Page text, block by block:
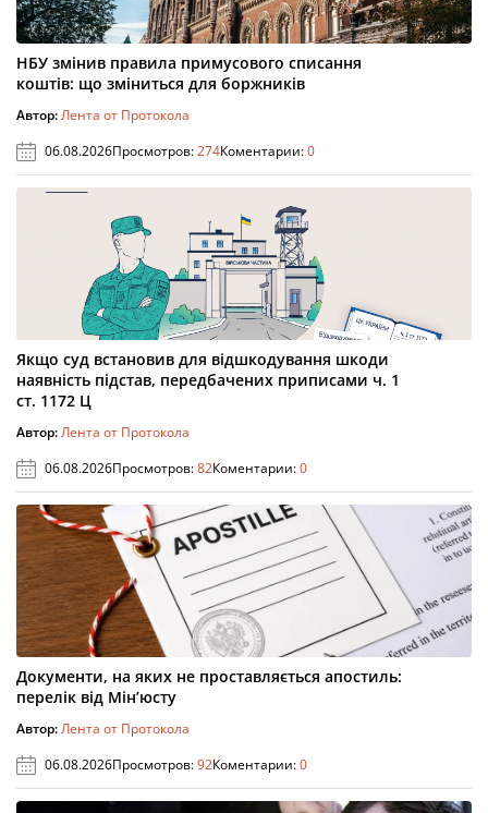
НБУ змінив правила примусового списання
коштів: що зміниться для боржників
Автор:Лента от Протокола
06.08.2026Просмотров:274Коментарии:0
Якщо суд встановив для відшкодування шкоди
наявність підстав, передбачених приписами ч. 1
ст. 1172 Ц
Автор:Лента от Протокола
06.08.2026Просмотров:82Коментарии:0
Документи, на яких не проставляється апостиль:
перелік від Мін’юсту
Автор:Лента от Протокола
06.08.2026Просмотров:92Коментарии:0